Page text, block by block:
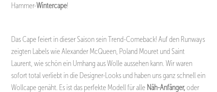
Hammer-Wintercape!
Das Cape feiert in dieser Saison sein Trend-Comeback! Auf den Runways
zeigten Labels wie Alexander McQueen, Poland Mouret und Saint
Laurent, wie schön ein Umhang aus Wolle aussehen kann. Wir waren
sofort total verliebt in die Designer-Looks und haben uns ganz schnell ein
Wollcape genäht. Es ist das perfekte Modell für alle Näh-Anfänger,oder